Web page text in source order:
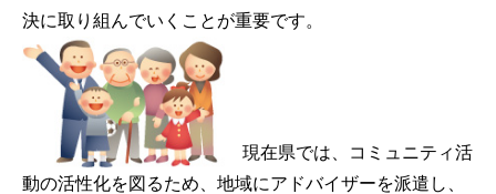
決に取り組んでいくことが重要です。
現在県では、コミュニティ活
動の活性化を図るため、地域にアドバイザーを派遣し、